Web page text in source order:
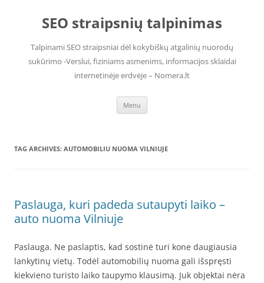
contentSEO straipsnių talpinimas
Talpinami SEO straipsniai dėl kokybiškų atgalinių nuorodų
sukūrimo -Verslui, fiziniams asmenims, informacijos sklaidai
internetinėje erdvėje – Nomera.lt
Menu
TAG ARCHIVES: AUTOMOBILIU NUOMA VILNIUJE
Paslauga, kuri padeda sutaupyti laiko –
auto nuoma Vilniuje
Paslauga. Ne paslaptis, kad sostinė turi kone daugiausia
lankytinų vietų. Todėl automobilių nuoma gali išspręsti
kiekvieno turisto laiko taupymo klausimą. Juk objektai nėra